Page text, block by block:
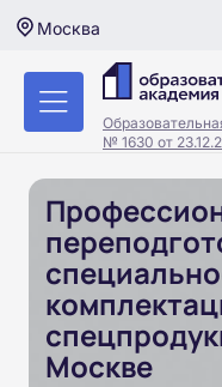
Москва
№ 1630 от
Москве